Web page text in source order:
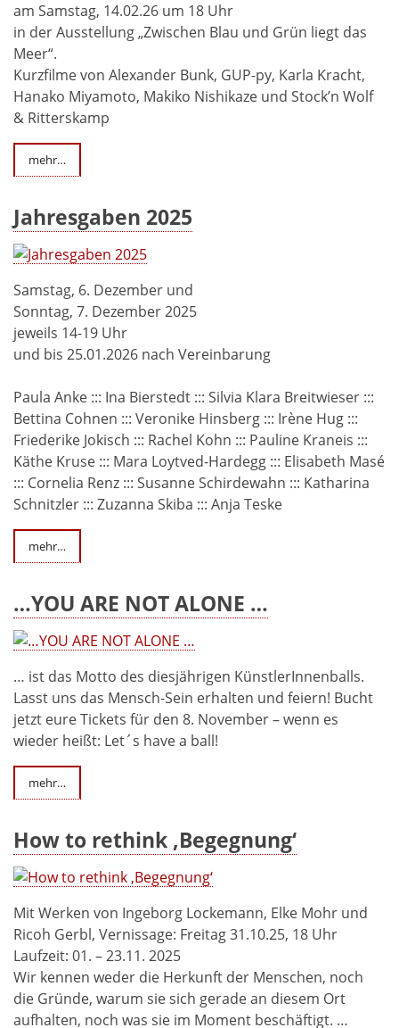
am Samstag, 14.02.26 um 18 Uhr
in der Ausstellung „Zwischen Blau und Grün liegt das
Meer“.
Kurzfilme von Alexander Bunk, GUP-py, Karla Kracht,
Hanako Miyamoto, Makiko Nishikaze und Stock’n Wolf
& Ritterskamp
mehr…
Jahresgaben 2025
Samstag, 6. Dezember und
Sonntag, 7. Dezember 2025
jeweils 14-19 Uhr
und bis 25.01.2026 nach Vereinbarung
Paula Anke ::: Ina Bierstedt ::: Silvia Klara Breitwieser :::
Bettina Cohnen ::: Veronike Hinsberg ::: Irène Hug :::
Friederike Jokisch ::: Rachel Kohn ::: Pauline Kraneis :::
Käthe Kruse ::: Mara Loytved-Hardegg ::: Elisabeth Masé
::: Cornelia Renz ::: Susanne Schirdewahn ::: Katharina
Schnitzler ::: Zuzanna Skiba ::: Anja Teske
mehr…
…YOU ARE NOT ALONE …
… ist das Motto des diesjährigen KünstlerInnenballs.
Lasst uns das Mensch-Sein erhalten und feiern! Bucht
jetzt eure Tickets für den 8. November – wenn es
wieder heißt: Let´s have a ball!
mehr…
How to rethink ‚Begegnung‘
Mit Werken von Ingeborg Lockemann, Elke Mohr und
Ricoh Gerbl, Vernissage: Freitag 31.10.25, 18 Uhr
Laufzeit: 01. – 23.11. 2025
Wir kennen weder die Herkunft der Menschen, noch
die Gründe, warum sie sich gerade an diesem Ort
aufhalten, noch was sie im Moment beschäftigt. …